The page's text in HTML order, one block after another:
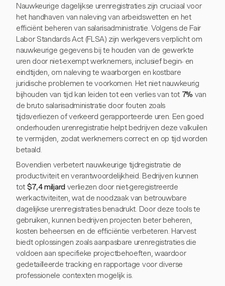
Nauwkeurige dagelijkse urenregistraties zijn cruciaal voor
het handhaven van naleving van arbeidswetten en het
efficiënt beheren van salarisadministratie. Volgens de Fair
Labor Standards Act (FLSA) zijn werkgevers verplicht om
nauwkeurige gegevens bij te houden van de gewerkte
uren door niet-exempt werknemers, inclusief begin- en
eindtijden, om naleving te waarborgen en kostbare
juridische problemen te voorkomen. Het niet nauwkeurig
bijhouden van tijd kan leiden tot een verlies van tot 7% van
de bruto salarisadministratie door fouten zoals
tijdsverliezen of verkeerd gerapporteerde uren. Een goed
onderhouden urenregistratie helpt bedrijven deze valkuilen
te vermijden, zodat werknemers correct en op tijd worden
betaald.
Bovendien verbetert nauwkeurige tijdregistratie de
productiviteit en verantwoordelijkheid. Bedrijven kunnen
tot $7,4 miljardverliezen door niet-geregistreerde
werkactiviteiten, wat de noodzaak van betrouwbare
dagelijkse urenregistraties benadrukt. Door deze tools te
gebruiken, kunnen bedrijven projecten beter beheren,
kosten beheersen en de efficiëntie verbeteren. Harvest
biedt oplossingen zoals aanpasbare urenregistraties die
voldoen aan specifieke projectbehoeften, waardoor
gedetailleerde tracking en rapportage voor diverse
professionele contexten mogelijk is.